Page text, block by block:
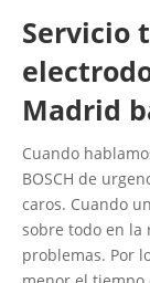
Servicio
Madrid
Cuando
BOSCH de
caros. Cuando
sobre todo en la
problemas. Por